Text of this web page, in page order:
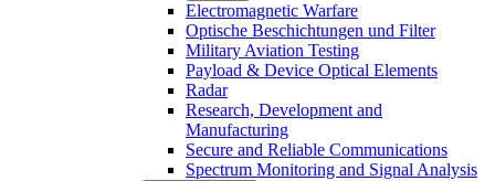
Electromagnetic Warfare
Optische Beschichtungen und Filter
Military Aviation Testing
Payload & Device Optical Elements
Radar
Research, Development and
Manufacturing
Secure and Reliable Communications
Spectrum Monitoring and Signal Analysis